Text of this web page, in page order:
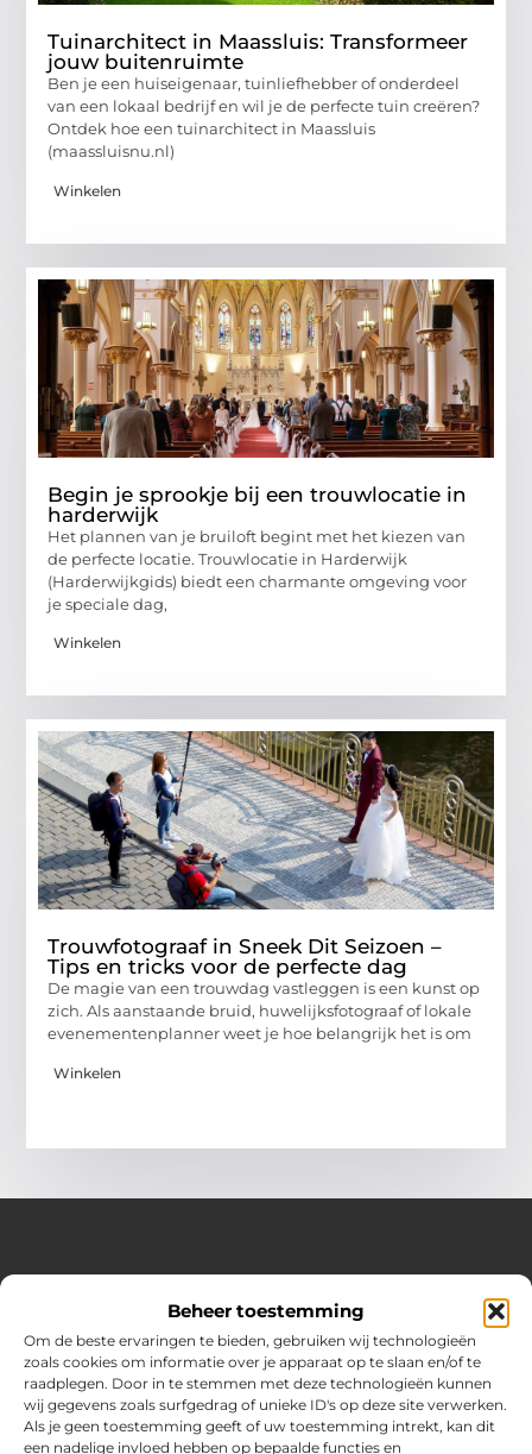
Beheer toestemming
Om de beste ervaringen te bieden, gebruiken wij technologieën
zoals cookies om informatie over je apparaat op te slaan en/of te
raadplegen. Door in te stemmen met deze technologieën kunnen
wij gegevens zoals surfgedrag of unieke ID's op deze site verwerken.
Als je geen toestemming geeft of uw toestemming intrekt, kan dit
een nadelige invloed hebben op bepaalde functies en
Tuinarchitect in Maassluis: Transformeer
jouw buitenruimte
Ben je een huiseigenaar, tuinliefhebber of onderdeel
van een lokaal bedrijf en wil je de perfecte tuin creëren?
Ontdek hoe een tuinarchitect in Maassluis
(maassluisnu.nl)
Winkelen
Begin je sprookje bij een trouwlocatie in
harderwijk
Het plannen van je bruiloft begint met het kiezen van
de perfecte locatie. Trouwlocatie in Harderwijk
(Harderwijkgids) biedt een charmante omgeving voor
je speciale dag,
Winkelen
Trouwfotograaf in Sneek Dit Seizoen –
Tips en tricks voor de perfecte dag
De magie van een trouwdag vastleggen is een kunst op
zich. Als aanstaande bruid, huwelijksfotograaf of lokale
evenementenplanner weet je hoe belangrijk het is om
Winkelen
Jouw bron voor inspiratie en praktische tips voor het
Verken een gevarieerde selectie blogs en artikelen boordevol
handige adviezen en verrassende inzichten om elke dag
optimaal te benutten.
Bericht categorie